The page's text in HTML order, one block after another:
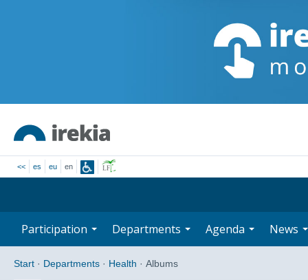
<< es eu en
Participation Departments Agenda News
Start · Departments · Health · Albums